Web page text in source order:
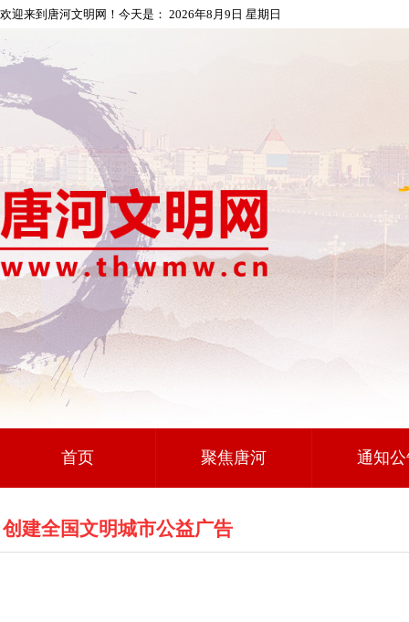
欢迎来到唐河文明网！今天是： 2026年8月9日 星期日
首页 聚焦唐河 通知
创建全国文明城市公益广告